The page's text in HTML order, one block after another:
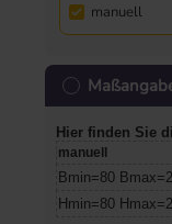
manuell
Hier finden Sie
manuell
Bmin=80
Hmin=80